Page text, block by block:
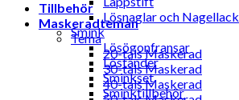
Tillbehör
Maskeradteman
Tema
20-tals Maskerad
30-tals Maskerad
40-tals Maskerad
Lösnaglar och Nagellack
Smink
Lösögonfransar
Löständer
Sminkset
Sminktillbehör